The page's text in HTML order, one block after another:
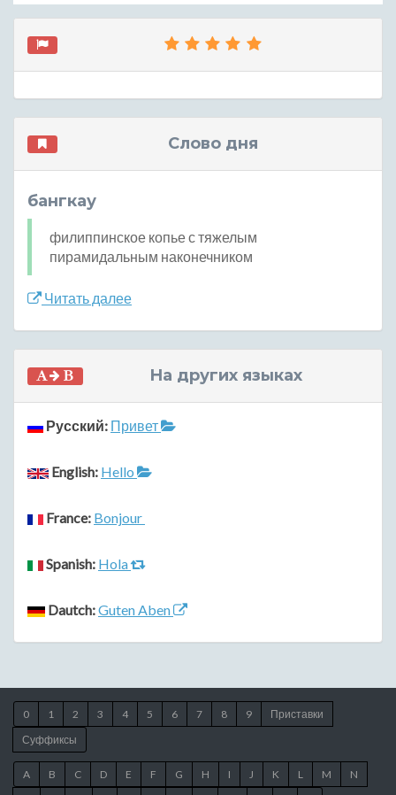
Слово дня
бангкау
филиппинское копье с тяжелым
пирамидальным наконечником
Читать далее
На других языках
Русский: Привет
English: Hello
France: Bonjour
Spanish: Hola
Dautch:Guten Aben
0 1 2 3 4 5 6 7 8 9
Приставки
Суффиксы
A B C D E F G H I J K L M
N